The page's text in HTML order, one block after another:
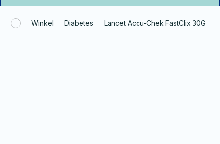
Winkel Diabetes Lancet Accu-Chek FastClix 30G